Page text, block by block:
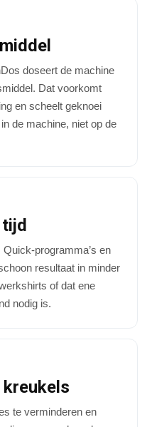
doseert de machine
Dat voorkomt
en scheelt geknoei
de machine, niet op de
programma’s en
resultaat in minder
of dat ene
nodig is.
te verminderen en